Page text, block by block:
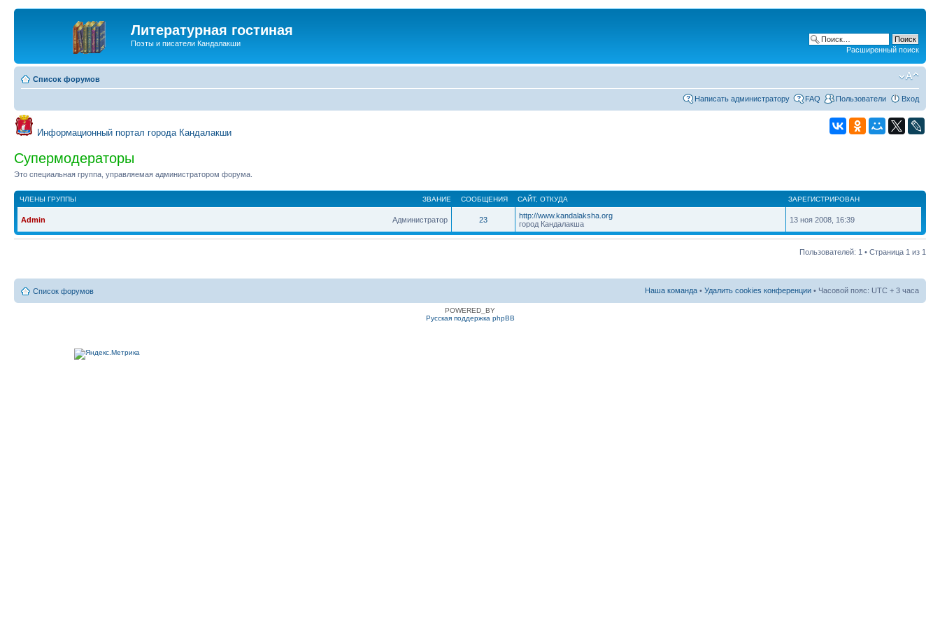
Литературная гостиная
Поэты и писатели Кандалакши
Расширенный поиск
Список форумов
Написать администратору FAQ Пользователи Вход
Информационный портал города Кандалакши
Супермодераторы
Это специальная группа, управляемая администратором форума.
ЗВАНИЕ
ЧЛЕНЫ ГРУППЫ СООБЩЕНИЯ САЙТ, ОТКУДА ЗАРЕГИСТРИРОВАН
Администратор
Admin 23
http://www.kandalaksha.org
город Кандалакша
13 ноя 2008, 16:39
Пользователей: 1 • Страница 1 из 1
Список форумов Наша команда • Удалить cookies конференции • Часовой пояс: UTC + 3 часа
POWERED_BY
Русская поддержка phpBB